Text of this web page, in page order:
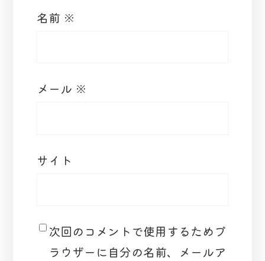
名前 ※
メール ※
サイト
次回のコメントで使用するためブ
ラウザーに自分の名前、メールア